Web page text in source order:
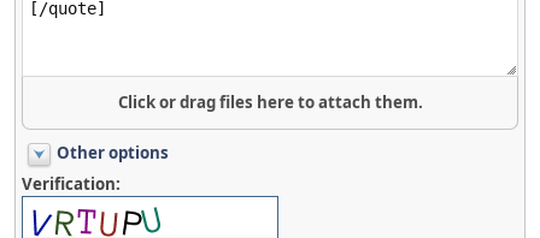
Click or drag files here to attach them.
Other options
Verification: